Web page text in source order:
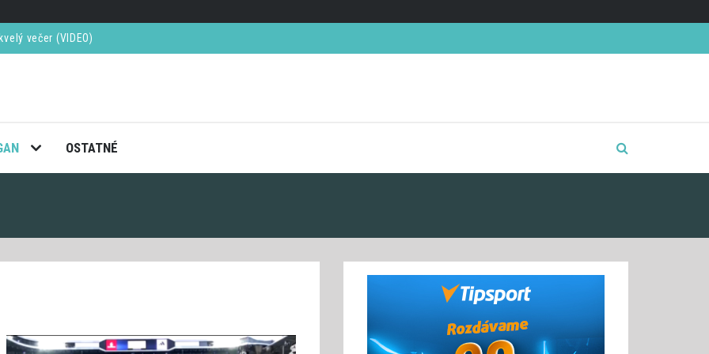
večer (VIDEO)
tento rok skončí s tenisom definitívne
OSTATNÉ